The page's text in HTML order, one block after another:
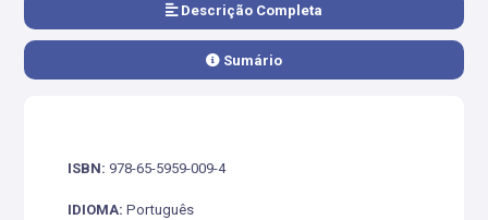
Descrição Completa
Sumário
ISBN: 978-65-5959-009-4
IDIOMA: Português